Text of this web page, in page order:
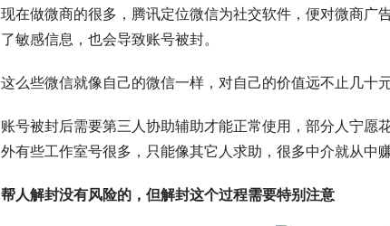
现在做微商的很多，腾讯定位微信为社交软件，便对微商广
了敏感信息，也会导致账号被封。
这么些微信就像自己的微信一样，对自己的价值远不止几十元
账号被封后需要第三人协助辅助才能正常使用，部分人宁愿
外有些工作室号很多，只能像其它人求助，很多中介就从中
帮人解封没有风险的，但解封这个过程需要特别注意